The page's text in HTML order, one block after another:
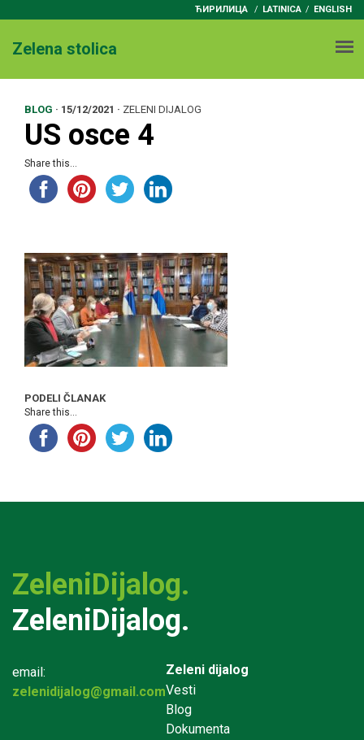
ЋИРИЛИЦА / LATINICA ENGLISH
Zelena stolica
BLOG · 15/12/2021 · ZELENI DIJALOG
US osce 4
Share this...
PODELI ČLANAK
Share this...
ZeleniDijalog.
ZeleniDijalog.
email:
zelenidijalog@gmail.com
Zeleni dijalog
Vesti
Blog
Dokumenta